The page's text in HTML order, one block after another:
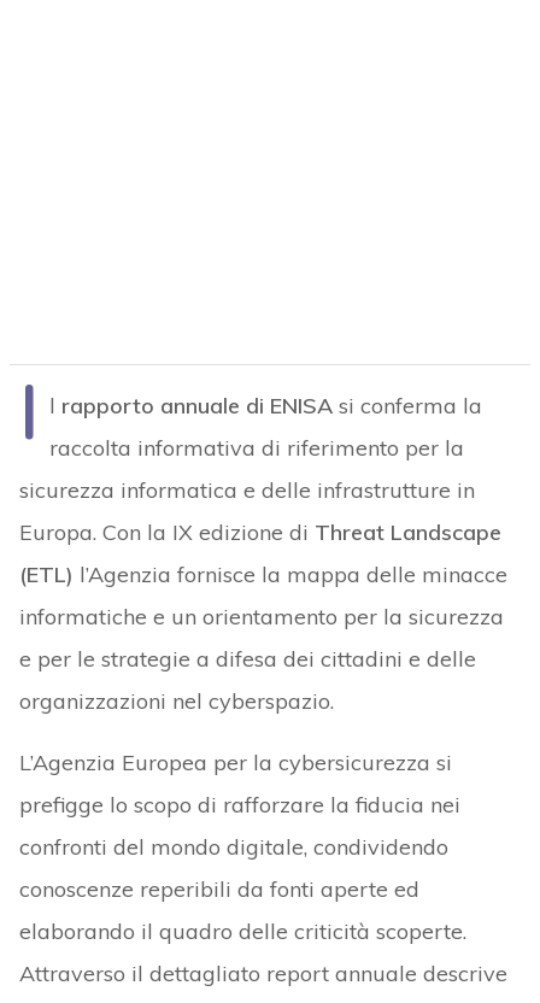
I l rapporto annuale di ENISAsi conferma la
raccolta informativa di riferimento per la
sicurezza informatica e delle infrastrutture in
Europa. Con la IX edizione di Threat Landscape
(ETL) l’Agenzia fornisce la mappa delle minacce
informatiche e un orientamento per la sicurezza
e per le strategie a difesa dei cittadini e delle
organizzazioni nel cyberspazio.
L’Agenzia Europea per la cybersicurezza si
prefigge lo scopo di rafforzare la fiducia nei
confronti del mondo digitale, condividendo
conoscenze reperibili da fonti aperte ed
elaborando il quadro delle criticità scoperte.
Attraverso il dettagliato report annuale descrive